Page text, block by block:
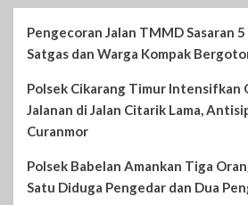
Pengecoran Jalan TMMD Sasaran
Satgas dan Warga Kompak
Polsek Cikarang Timur Intensifkan
Jalanan di Jalan Citarik Lama,
Curanmor
Polsek Babelan Amankan Tiga
Satu Diduga Pengedar dan Dua